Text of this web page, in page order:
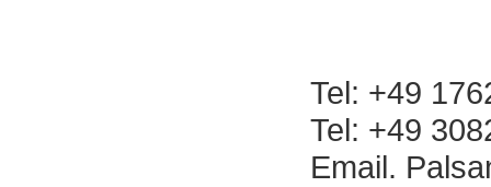
Tel: +49
Tel: +49
Email.